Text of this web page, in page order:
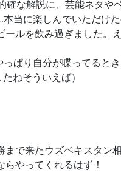
確な解説に、芸能ネタや
当に楽しんでいただけ
ルを飲み過ぎました。
ぱり自分が喋ってると
ねそういえば）
で来たウズベキスタン
やってくれるはず！